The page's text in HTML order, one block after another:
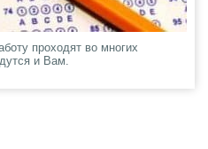
проходят во многих
и Вам.